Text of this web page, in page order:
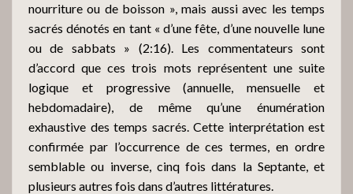
nourriture ou de boisson », mais aussi avec les temps
sacrés dénotés en tant « d’une fête, d’une nouvelle lune
ou de sabbats » (2:16). Les commentateurs sont
d’accord que ces trois mots représentent une suite
logique et progressive (annuelle, mensuelle et
hebdomadaire), de même qu’une énumération
exhaustive des temps sacrés. Cette interprétation est
confirmée par l’occurrence de ces termes, en ordre
semblable ou inverse, cinq fois dans la Septante, et
plusieurs autres fois dans d’autres littératures.